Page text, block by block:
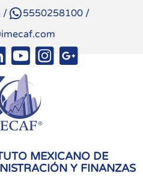
/ 5550258100 /
MEXICANO DE
Y FINANZAS